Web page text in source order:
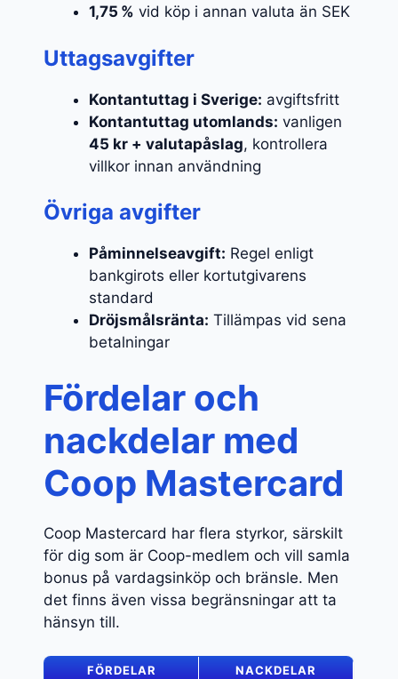
1,75 % vid köp i annan valuta än SEK
Uttagsavgifter
Kontantuttag i Sverige: avgiftsfritt
Kontantuttag utomlands: vanligen
45 kr + valutapåslag, kontrollera
villkor innan användning
Övriga avgifter
Påminnelseavgift: Regel enligt
bankgirots eller kortutgivarens
standard
Dröjsmålsränta: Tillämpas vid sena
betalningar
Fördelar och
nackdelar med
Coop Mastercard
Coop Mastercard har flera styrkor, särskilt
för dig som är Coop-medlem och vill samla
bonus på vardagsinköp och bränsle. Men
det finns även vissa begränsningar att ta
hänsyn till.
FÖRDELAR NACKDELAR